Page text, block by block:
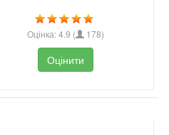
Оцінка:4.9 ( 178)
Оцінити